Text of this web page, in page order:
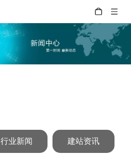
行业新闻 建站资讯